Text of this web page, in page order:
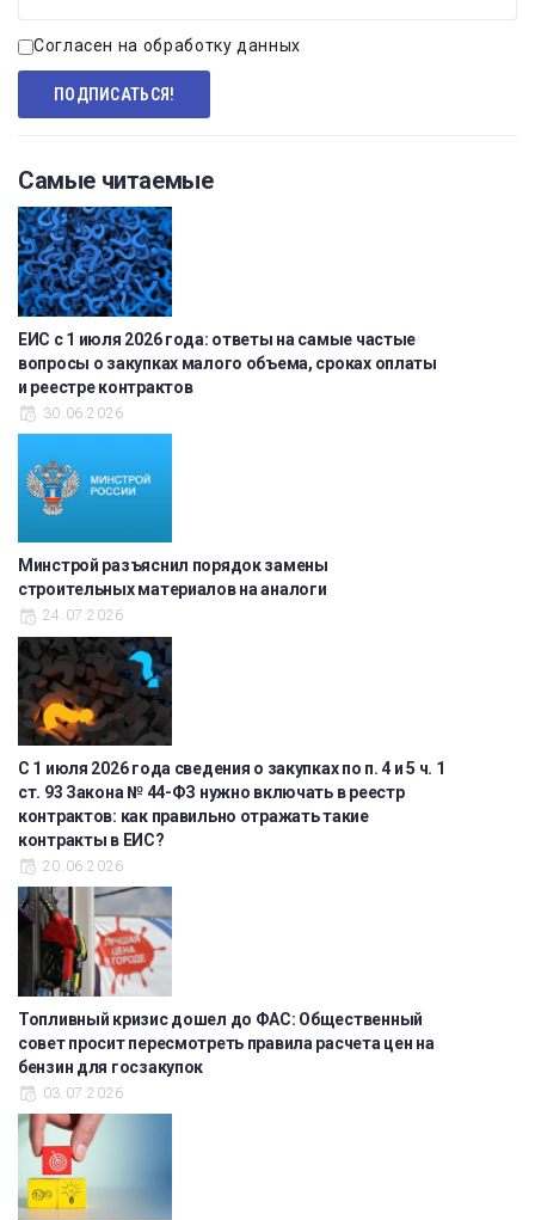
Согласен на обработку данных
Самые читаемые
ЕИС с 1 июля 2026 года: ответы на самые частые
вопросы о закупках малого объема, сроках оплаты
и реестре контрактов
30.06.2026
Минстрой разъяснил порядок замены
строительных материалов на аналоги
24.07.2026
С 1 июля 2026 года сведения о закупках по п. 4 и 5 ч. 1
ст. 93 Закона № 44-ФЗ нужно включать в реестр
контрактов: как правильно отражать такие
контракты в ЕИС?
20.06.2026
Топливный кризис дошел до ФАС: Общественный
совет просит пересмотреть правила расчета цен на
бензин для госзакупок
03.07.2026